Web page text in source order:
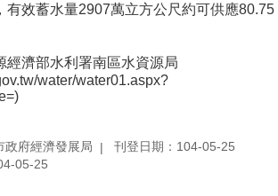
有效蓄水量2907萬立方公尺約可供應80.75
經濟部水利署南區水資源局
water/water01.aspx?
政府經濟發展局
刊登日期：104-05-25
05-25